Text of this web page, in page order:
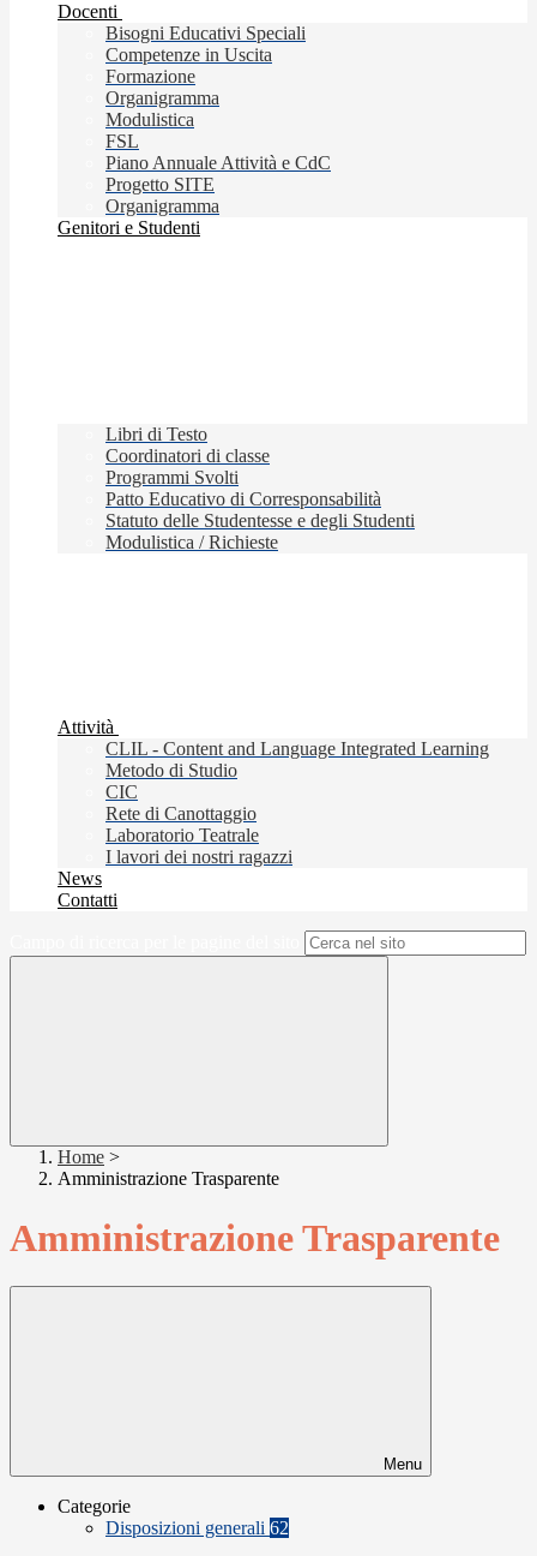
Docenti
Bisogni Educativi Speciali
Competenze in Uscita
Formazione
Organigramma
Modulistica
FSL
Piano Annuale Attività e CdC
Progetto SITE
Organigramma
Genitori e Studenti
Libri di Testo
Coordinatori di classe
Programmi Svolti
Patto Educativo di Corresponsabilità
Statuto delle Studentesse e degli Studenti
Modulistica / Richieste
Attività
CLIL - Content and Language Integrated Learning
Metodo di Studio
CIC
Rete di Canottaggio
Laboratorio Teatrale
I lavori dei nostri ragazzi
News
Contatti
Home >
Amministrazione Trasparente
Amministrazione Trasparente
Menu
Categorie
Disposizioni generali 62